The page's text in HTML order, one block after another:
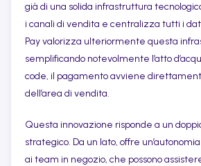
già di una solida infrastruttura
i canali di vendita e centralizza tutti i
Pay valorizza ulteriormente questa
semplificando notevolmente l’atto
code, il pagamento avviene
dell’area di vendita.
Questa innovazione risponde a un
strategico. Da un lato, offre
ai team in negozio, che possono